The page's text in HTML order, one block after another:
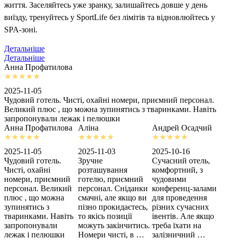
життя. Заселяйтесь уже зранку, залишайтесь довше у день
виїзду, тренуйтесь у SportLife без лімітів та відновлюйтесь у
SPA-зоні.
Детальніше
Детальніше
Анна Профатилова
2025-11-05
Чудовий готель. Чисті, охайні номери, приємний персонал.
Великий плюс , що можна зупинятись з тваринками. Навіть
запропонували лежак і пелюшки
Анна Профатилова
2025-11-05
Чудовий готель.
Чисті, охайні
номери, приємний
персонал. Великий
плюс , що можна
зупинятись з
тваринками. Навіть
запропонували
лежак і пелюшки
Аліна
2025-11-03
Зручне
розташування
готелю, приємний
персонал. Сніданки
смачні, але якщо ви
пізно прокидаєтесь,
то якісь позиції
можуть закінчитись.
Номери чисті, в …
Андрей Осадчий
2025-10-16
Сучасний отель,
комфортний, з
чудовими
конференц-залами
для проведення
різних сучасних
івентів. Але якщо
треба їхати на
залізничний …